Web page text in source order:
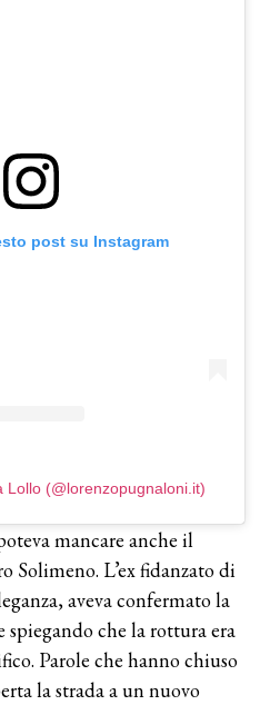
post su Instagram
Lollo (@lorenzopugnaloni.it)
mancare anche il
Solimeno. L’ex fidanzato di
aveva confermato la
spiegando che la rottura era
Parole che hanno chiuso
la strada a un nuovo
di look firmati
di Roma
Experience”!